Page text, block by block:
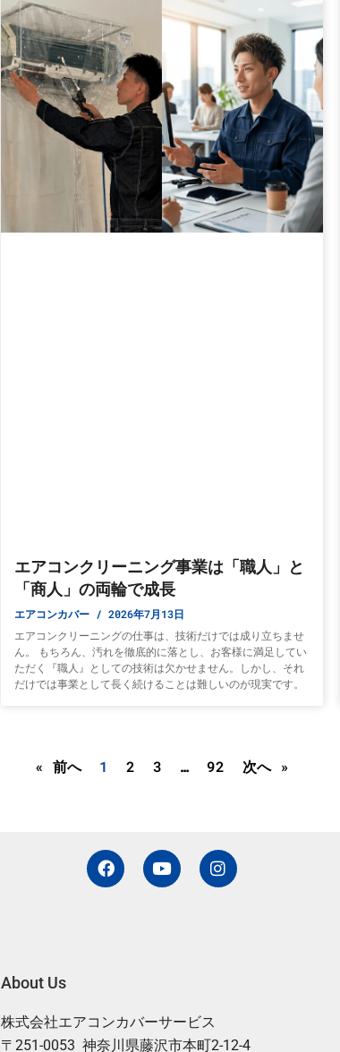
エアコンクリーニング事業は「職人」と
「商人」の両輪で成長
エアコンカバー 2026年7月13日
エアコンクリーニングの仕事は、技術だけでは成り立ちませ
ん。 もちろん、汚れを徹底的に落とし、お客様に満足してい
ただく『職人』としての技術は欠かせません。しかし、それ
だけでは事業として長く続けることは難しいのが現実です。
« 前へ 1 2 3 … 92 次へ »
F
a
c
Y
o
u
I
n
s
About Us
株式会社エアコンカバーサービス
〒251-0053 神奈川県藤沢市本町2-12-4